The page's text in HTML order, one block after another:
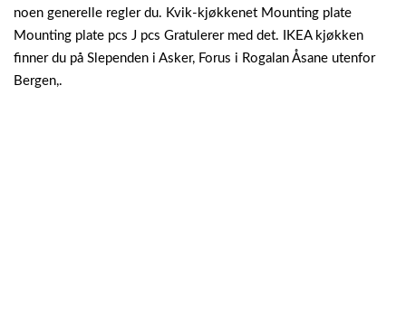
noen generelle regler du. Kvik-kjøkkenet Mounting plate
Mounting plate pcs J pcs Gratulerer med det. IKEA kjøkken
finner du på Slependen i Asker, Forus i Rogalan Åsane utenfor
Bergen,.